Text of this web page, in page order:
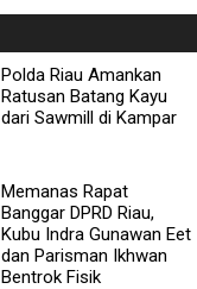
Polda Riau Amankan
Ratusan Batang Kayu
dari Sawmill di Kampar
Memanas Rapat
Banggar DPRD Riau,
Kubu Indra Gunawan Eet
dan Parisman Ikhwan
Bentrok Fisik